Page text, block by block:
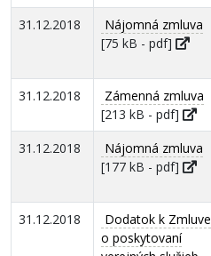
31.12.2018
Nájomná zmluva
[75 kB - pdf]
31.12.2018
Zámenná zmluva
[213 kB - pdf]
31.12.2018
Nájomná zmluva
[177 kB - pdf]
31.12.2018
Dodatok k Zmluve
o poskytovaní